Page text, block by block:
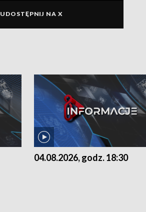
UDOSTĘPNIJ NA X
04.08.2026, godz. 18:30